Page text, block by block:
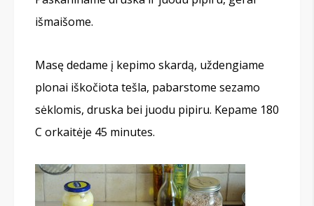
išmaišome.
Masę dedame į kepimo skardą, uždengiame
plonai iškočiota tešla, pabarstome sezamo
sėklomis, druska bei juodu pipiru. Kepame 180
C orkaitėje 45 minutes.